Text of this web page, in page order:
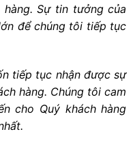
Sự tin tưởng của
để chúng tôi tiếp tục
tiếp tục nhận được sự
hàng. Chúng tôi cam
cho Quý khách hàng